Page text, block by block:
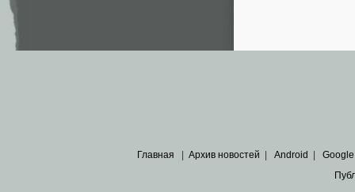
Главная Архив новостей Android Google